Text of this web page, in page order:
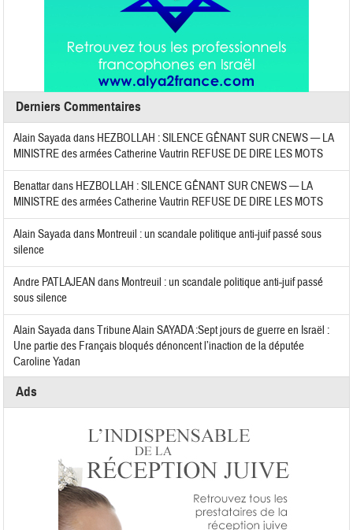
Derniers Commentaires
Alain Sayadadans HEZBOLLAH : SILENCE GÊNANT SUR CNEWS — LA
MINISTRE des armées Catherine Vautrin REFUSE DE DIRE LES MOTS
Benattardans HEZBOLLAH : SILENCE GÊNANT SUR CNEWS — LA
MINISTRE des armées Catherine Vautrin REFUSE DE DIRE LES MOTS
Alain Sayadadans Montreuil : un scandale politique anti-juif passé sous
silence
Andre PATLAJEAN dans Montreuil : un scandale politique anti-juif passé
sous silence
Alain SayadadansTribune Alain SAYADA :Sept jours de guerre en Israël :
Une partie des Français bloqués dénoncent l’inaction de la députée
Caroline Yadan
Ads